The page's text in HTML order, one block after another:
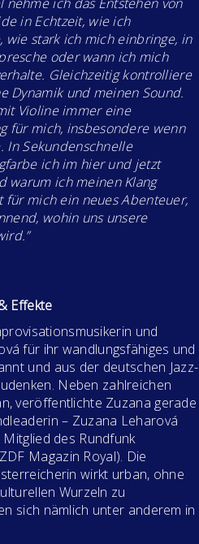
in Echtzeit, wie ich
wie stark ich mich einbringe, in
oder wann ich mich
Gleichzeitig kontrolliere
Dynamik und meinen Sound.
Violine immer eine
für mich, insbesondere wenn
In Sekundenschnelle
ich im hier und jetzt
warum ich meinen Klang
für mich ein neues Abenteuer,
wohin uns unsere
Effekte
und
für ihr wandlungsfähiges und
und aus der deutschen Jazz-
Neben zahlreichen
veröffentlichte Zuzana gerade
– Zuzana Leharová
des Rundfunk
Magazin Royal). Die
wirkt urban, ohne
Wurzeln zu
sich nämlich unter anderem in